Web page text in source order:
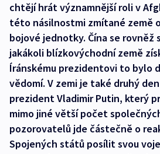
chtějí hrát významnější roli v
této násilnostmi zmítané země
bojové jednotky. Čína se
jakákoli blízkovýchodní země
Íránskému prezidentovi to bylo
vědomí. V zemi je také druhý
prezident Vladimir Putin, který
mimo jiné větší počet
pozorovatelů jde částečně o
Spojených států posílit svou